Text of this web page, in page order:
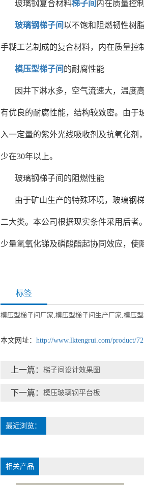
玻璃钢复合材料梯子间 内在质量控制
玻璃钢梯子间 以不饱和阻燃韧性树
手糊工艺制成的复合材料，内在质量控
模压型梯子间 的耐腐性能
因井下淋水多，空气流速大，温度
有优良的耐腐性能，结构较致密。由于
入一定量的紫外光线吸收剂及抗氧化
少在30年以上。
玻璃钢梯子间的阻燃性能
由于矿山生产的特殊环境，玻璃钢
二大类。本公司根据现实条件采用后者
少量氢氧化锑及磷酸酯起协同效应，使
标签
模压型梯子间厂家,模压型梯子间生产厂家,模压
本文网址： http://www.lktengrui.com/product/
上一篇： 梯子间设计效果图
下一篇： 模压玻璃钢平台板
最近浏览：
相关产品